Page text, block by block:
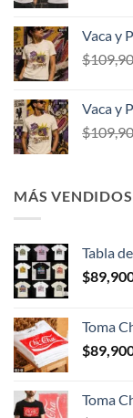
Vaca y
$
Vaca y
$
MÁS VENDIDOS
Tabla
$
Toma
$
Toma